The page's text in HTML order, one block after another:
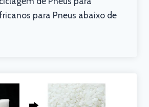
para Pneus abaixo de